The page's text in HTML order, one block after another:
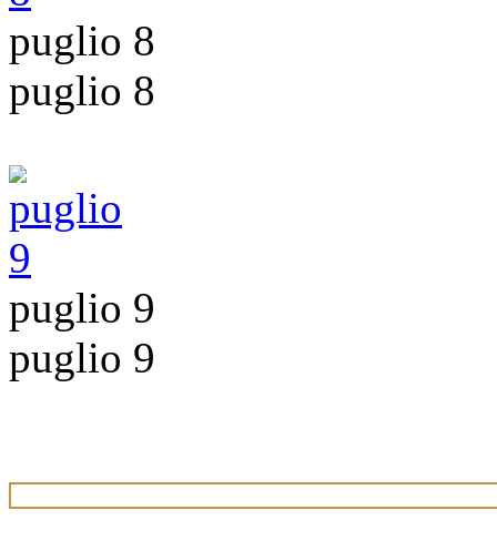
puglio 8
puglio 8
puglio 9
puglio 9